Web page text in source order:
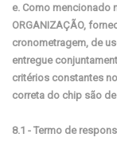
e. Como mencionado
ORGANIZAÇÃO,
cronometragem, de
entregue
critérios constantes
correta do chip são
8.1 - Termo de